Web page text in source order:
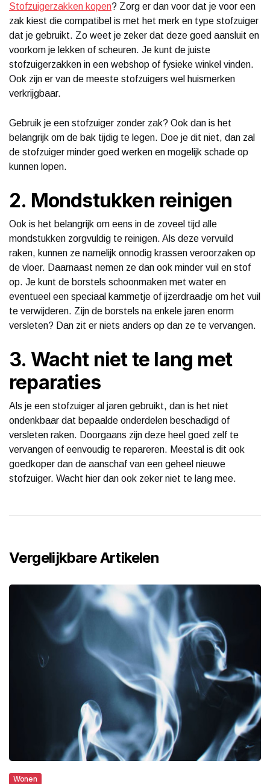
Stofzuigerzakken kopen? Zorg er dan voor dat je voor een
zak kiest die compatibel is met het merk en type stofzuiger
dat je gebruikt. Zo weet je zeker dat deze goed aansluit en
voorkom je lekken of scheuren. Je kunt de juiste
stofzuigerzakken in een webshop of fysieke winkel vinden.
Ook zijn er van de meeste stofzuigers wel huismerken
verkrijgbaar.
Gebruik je een stofzuiger zonder zak? Ook dan is het
belangrijk om de bak tijdig te legen. Doe je dit niet, dan zal
de stofzuiger minder goed werken en mogelijk schade op
kunnen lopen.
2. Mondstukken reinigen
Ook is het belangrijk om eens in de zoveel tijd alle
mondstukken zorgvuldig te reinigen. Als deze vervuild
raken, kunnen ze namelijk onnodig krassen veroorzaken op
de vloer. Daarnaast nemen ze dan ook minder vuil en stof
op. Je kunt de borstels schoonmaken met water en
eventueel een speciaal kammetje of ijzerdraadje om het vuil
te verwijderen. Zijn de borstels na enkele jaren enorm
versleten? Dan zit er niets anders op dan ze te vervangen.
3. Wacht niet te lang met
reparaties
Als je een stofzuiger al jaren gebruikt, dan is het niet
ondenkbaar dat bepaalde onderdelen beschadigd of
versleten raken. Doorgaans zijn deze heel goed zelf te
vervangen of eenvoudig te repareren. Meestal is dit ook
goedkoper dan de aanschaf van een geheel nieuwe
stofzuiger. Wacht hier dan ook zeker niet te lang mee.
Vergelijkbare Artikelen
Wonen